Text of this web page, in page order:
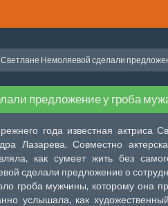
Светлане Немоляевой сделали
предложение у гроба
года известная актриса
Лазарева. Совместно
как сумеет жить без
сделали предложение о
гроба мужчины, которому она
услышала, как